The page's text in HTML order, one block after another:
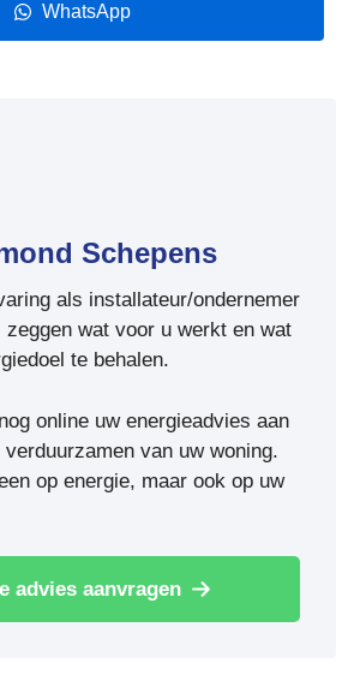
WhatsApp
Schepens
als installateur/ondernemer
zeggen wat voor u werkt en wat
te behalen.
online uw energieadvies aan
van uw woning.
op energie, maar ook op uw
advies aanvragen